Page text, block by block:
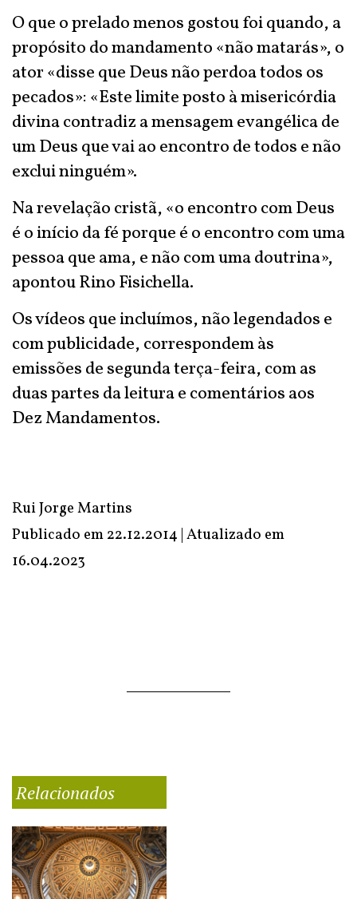
O que o prelado menos gostou foi quando, a
propósito do mandamento «não matarás», o
ator «disse que Deus não perdoa todos os
pecados»: «Este limite posto à misericórdia
divina contradiz a mensagem evangélica de
um Deus que vai ao encontro de todos e não
exclui ninguém».
Na revelação cristã, «o encontro com Deus
é o início da fé porque é o encontro com uma
pessoa que ama, e não com uma doutrina»,
apontou Rino Fisichella.
Os vídeos que incluímos, não legendados e
com publicidade, correspondem às
emissões de segunda terça-feira, com as
duas partes da leitura e comentários aos
Dez Mandamentos.
Rui Jorge Martins
Publicado em 22.12.2014 | Atualizado em
16.04.2023
Relacionados